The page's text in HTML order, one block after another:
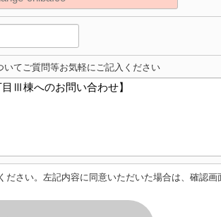
いてご質問等お気軽にご記入ください
ださい。左記内容に同意いただいた場合は、確認画